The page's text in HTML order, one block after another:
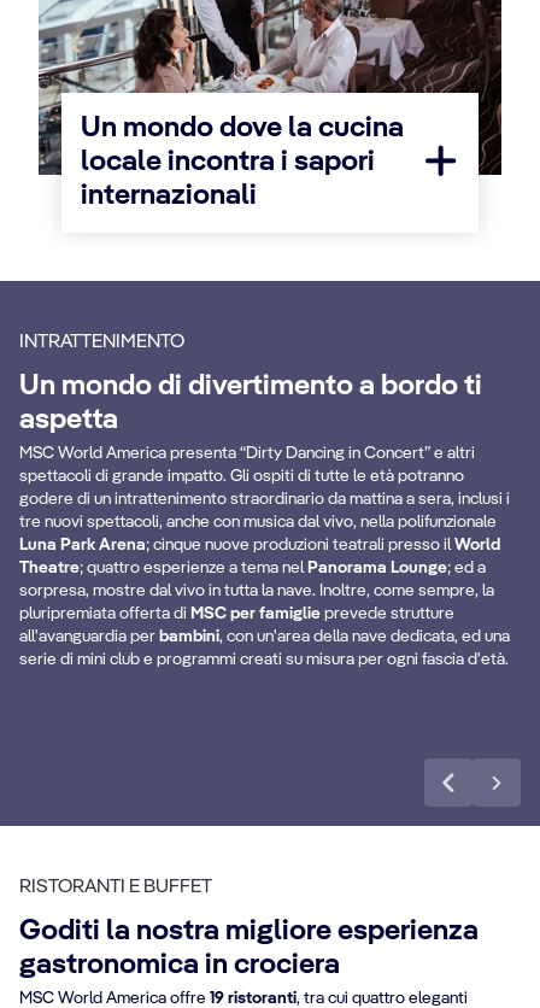
Un mondo dove la cucina
locale incontra i sapori
internazionali
INTRATTENIMENTO
Un mondo di divertimento a bordo ti
aspetta
MSC World America presenta “Dirty Dancing in Concert” e altri
spettacoli di grande impatto. Gli ospiti di tutte le età potranno
godere di un intrattenimento straordinario da mattina a sera, inclusi i
tre nuovi spettacoli, anche con musica dal vivo, nella polifunzionale
Luna Park Arena; cinque nuove produzioni teatrali presso il World
Theatre; quattro esperienze a tema nel Panorama Lounge; ed a
sorpresa, mostre dal vivo in tutta la nave. Inoltre, come sempre, la
pluripremiata offerta di MSC per famiglie prevede strutture
all'avanguardia per bambini, con un'area della nave dedicata, ed una
serie di mini club e programmi creati su misura per ogni fascia d'età.
Bumper Cars
RISTORANTI E BUFFET
Goditi la nostra migliore esperienza
gastronomica in crociera
MSC World America offre 19 ristoranti, tra cui quattro eleganti